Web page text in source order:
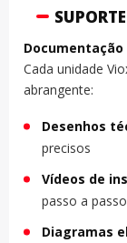
Cada unidade
abrangente:
Desenhos
precisos
Vídeos de
passo a passo
Diagramas